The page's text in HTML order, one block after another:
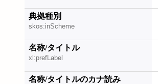
典拠種別
skos:inScheme
名称/タイトル
xl:prefLabel
名称/タイトルのカナ読み